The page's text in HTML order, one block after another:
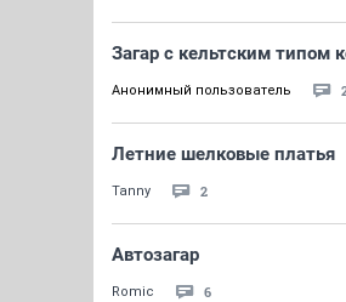
Загар с кельтским типом
Анонимный пользователь
Летние шелковые платья
Tanny 2
Автозагар
Romic 6